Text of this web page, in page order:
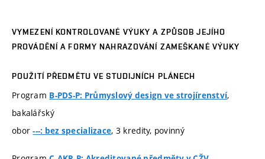
VYMEZENÍ KONTROLOVANÉ VÝUKY A ZPŮSOB JEJÍHO
PROVÁDĚNÍ A FORMY NAHRAZOVÁNÍ ZAMEŠKANÉ VÝUKY
POUŽITÍ PŘEDMĚTU VE STUDIJNÍCH PLÁNECH
Program B-PDS-P: Průmyslový design ve strojírenství,
bakalářský
obor---: bez specializace, 3 kredity, povinný